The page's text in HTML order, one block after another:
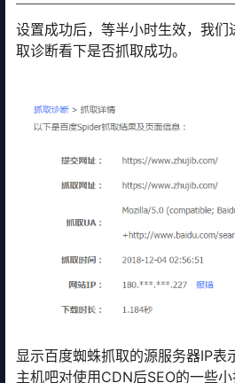
设置成功后，等半小时生效，我们
取诊断看下是否抓取成功。
显示百度蜘蛛抓取的源服务器IP表
主机吧对使用CDN后SEO的一些